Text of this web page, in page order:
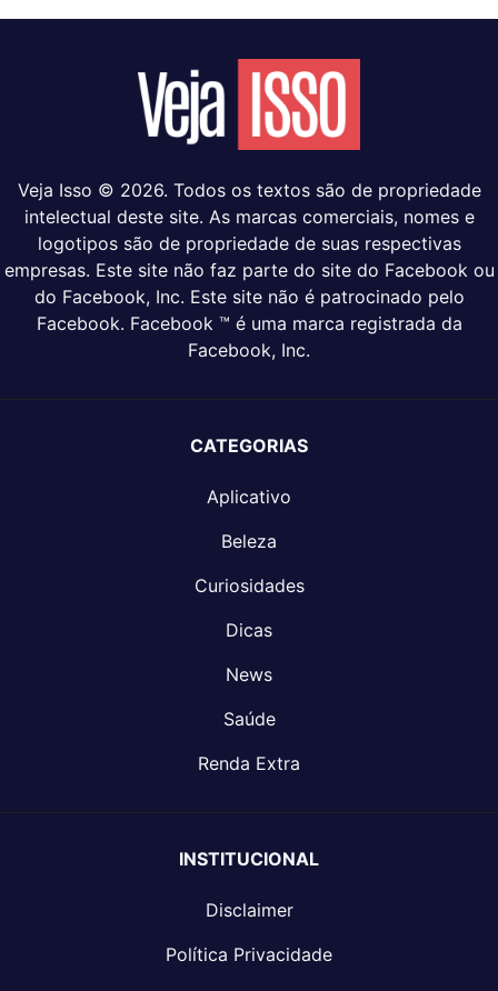
Veja Isso © 2026. Todos os textos são de propriedade
intelectual deste site. As marcas comerciais, nomes e
logotipos são de propriedade de suas respectivas
empresas. Este site não faz parte do site do Facebook ou
do Facebook, Inc. Este site não é patrocinado pelo
Facebook. Facebook ™ é uma marca registrada da
Facebook, Inc.
CATEGORIAS
Aplicativo
Beleza
Curiosidades
Dicas
News
Saúde
Renda Extra
INSTITUCIONAL
Disclaimer
Política Privacidade